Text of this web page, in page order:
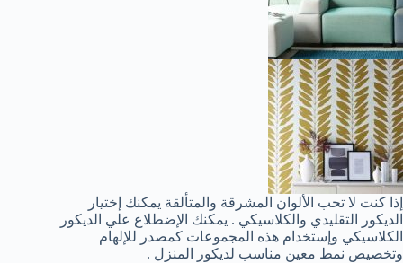
إذا كنت لا تحب الألوان المشرقة والمتألقة يمكنك إختيار
الديكور التقليدي والكلاسيكي . يمكنك الإضطلاع علي الديكور
الكلاسيكي وإستخدام هذه المجموعات كمصدر للإلهام
وتخصيص نمط معين مناسب لديكور المنزل .